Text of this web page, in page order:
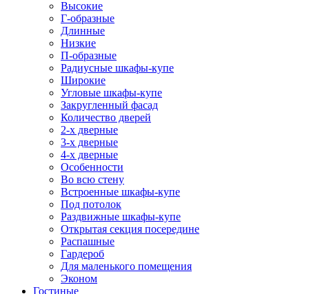
Высокие
Г-образные
Длинные
Низкие
П-образные
Радиусные шкафы-купе
Широкие
Угловые шкафы-купе
Закругленный фасад
Количество дверей
2-х дверные
3-х дверные
4-х дверные
Особенности
Во всю стену
Встроенные шкафы-купе
Под потолок
Раздвижные шкафы-купе
Открытая секция посередине
Распашные
Гардероб
Для маленького помещения
Эконом
Гостиные